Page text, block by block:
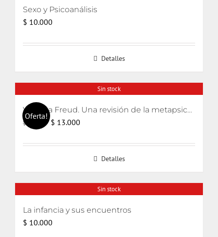
Sexo y Psicoanálisis
$ 10.000
Detalles
Sin stock
Oferta!
Volver a Freud. Una revisión de la metapsicología freudiana
$
El
original
$ 13.000
actual
Detalles
Sin stock
La infancia y sus encuentros
$ 10.000